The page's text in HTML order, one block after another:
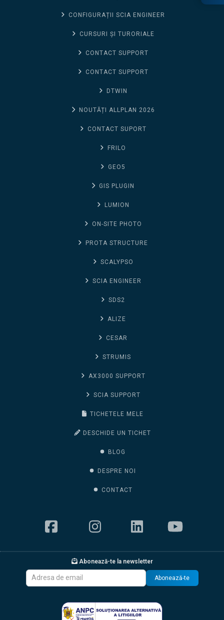
CONFIGURAȚII SCIA ENGINEER
CURSURI ȘI TURORIALE
CONTACT SUPPORT
CONTACT SUPPORT
DTWIN
NOUTĂȚI ALLPLAN 2026
CONTACT SUPORT
FRILO
GEO5
GIS PLUGIN
LUMION
ON-SITE PHOTO
PROTA STRUCTURE
SCALYPSO
SCIA ENGINEER
SDS2
ALIZE
CESAR
STRUMIS
AX3000 SUPPORT
SCIA SUPPORT
TICHETELE MELE
DESCHIDE UN TICHET
BLOG
DESPRE NOI
CONTACT
Abonează-te la newsletter
Abonează-te